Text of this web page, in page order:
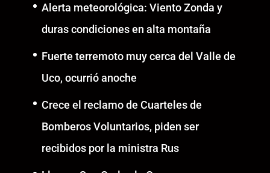
Alerta meteorológica: Viento Zonda y
duras condiciones en alta montaña
Fuerte terremoto muy cerca del Valle de
Uco, ocurrió anoche
Crece el reclamo de Cuarteles de
Bomberos Voluntarios, piden ser
recibidos por la ministra Rus